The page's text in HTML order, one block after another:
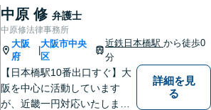
中原 修 弁護士
中原修法律事務所
大阪
府
|
大阪市中央
区
近鉄日本橋駅から徒歩0
分
【日本橋駅10番出口すぐ】大
阪を中心に活動しています
が、近畿一円対応いたしま
詳細を見
る